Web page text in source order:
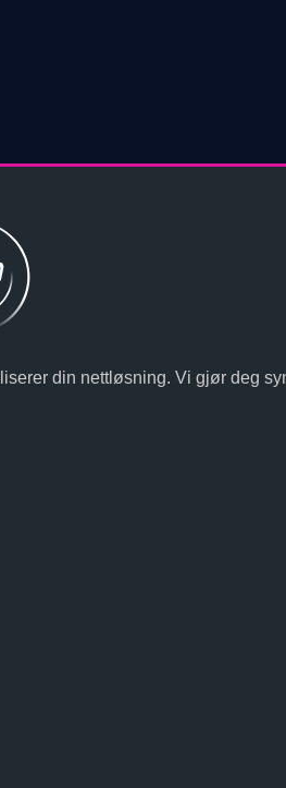
din nettløsning. Vi gjør deg